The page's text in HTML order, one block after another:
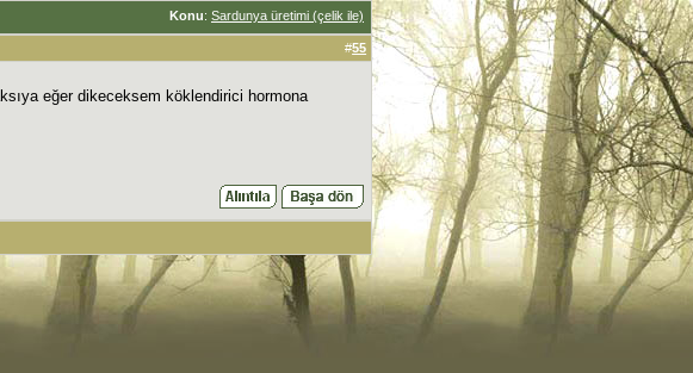
Konu: Sardunya üretimi (çelik ile)
#55
eğer dikeceksem köklendirici hormona